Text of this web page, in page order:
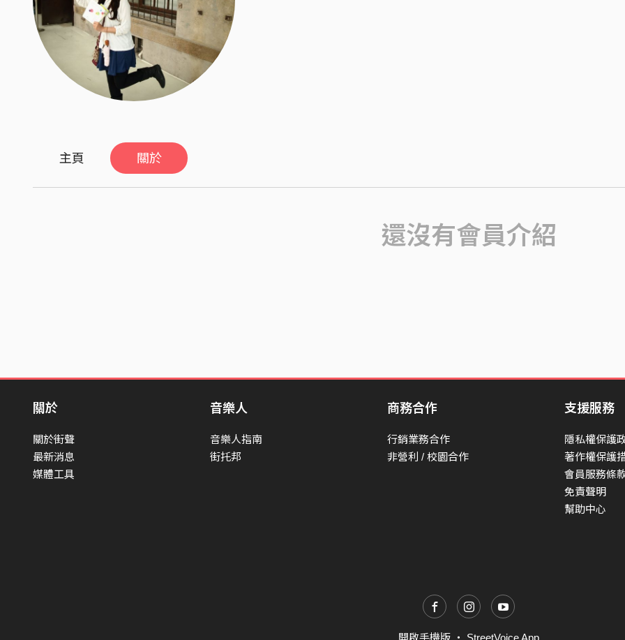
主頁 關於
還沒有會員介紹
關於
關於街聲
最新消息
媒體工具
音樂人
音樂人指南
街托邦
商務合作
行銷業務合作
非營利 / 校園合作
支援服務
隱私權保護
著作權保護
會員服務條
免責聲明
幫助中心
開啟手機版 ・ StreetVoice App